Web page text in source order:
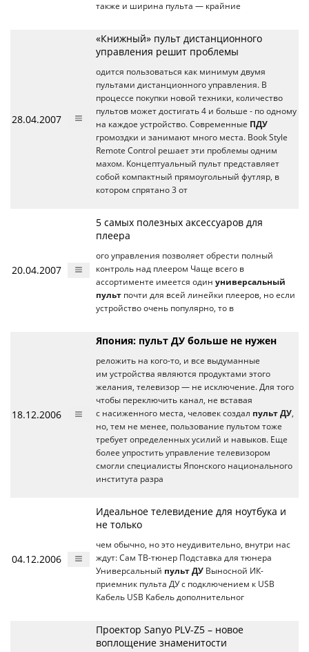
также и ширина пульта — крайние
28.04.2007
«Книжный» пульт дистанционного
управления решит проблемы
одится пользоваться как минимум двумя
пультами дистанционного управления. В
процессе покупки новой техники, количество
пультов может достигать 4 и больше - по одному
на каждое устройство. Современные ПДУ
громоздки и занимают много места. Book Style
Remote Control решает эти проблемы одним
махом. Концептуальный пульт представляет
собой компактный прямоугольный футляр, в
котором спрятано 3 от
20.04.2007
5 самых полезных аксессуаров для
плеера
ого управления позволяет обрести полный
контроль над плеером Чаще всего в
ассортименте имеется один универсальный
пульт почти для всей линейки плееров, но если
устройство очень популярно, то в
18.12.2006
Япония: пульт ДУ больше не нужен
реложить на кого-то, и все выдуманные
им устройства являются продуктами этого
желания, телевизор — не исключение. Для того
чтобы переключить канал, не вставая
с насиженного места, человек создал пульт ДУ,
но, тем не менее, пользование пультом тоже
требует определенных усилий и навыков. Еще
более упростить управление телевизором
смогли специалисты Японского национального
института разра
04.12.2006
Идеальное телевидение для ноутбука и
не только
чем обычно, но это неудивительно, внутри нас
ждут: Сам ТВ-тюнер Подставка для тюнера
Универсальный пульт ДУ Выносной ИК-
приемник пульта ДУ с подключением к USB
Кабель USB Кабель дополнительног
Проектор Sanyo PLV-Z5 – новое
воплощение знаменитости